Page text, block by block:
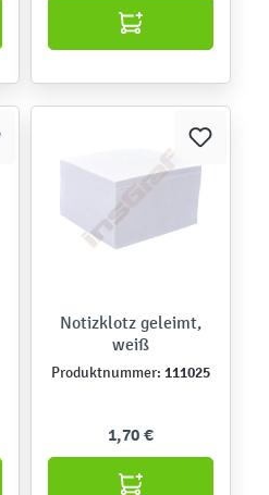
Notizklotz geleimt,
weiß
Produktnummer: 111025
1,70 €